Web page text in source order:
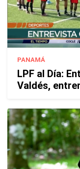
PANAMÁ
LPF al Día:
Valdés,